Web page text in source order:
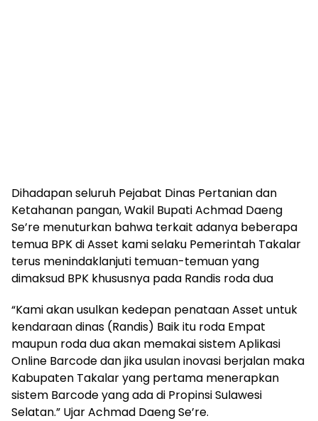
Dihadapan seluruh Pejabat Dinas Pertanian dan
Ketahanan pangan, Wakil Bupati Achmad Daeng
Se’re menuturkan bahwa terkait adanya beberapa
temua BPK di Asset kami selaku Pemerintah Takalar
terus menindaklanjuti temuan-temuan yang
dimaksud BPK khususnya pada Randis roda dua
“Kami akan usulkan kedepan penataan Asset untuk
kendaraan dinas (Randis) Baik itu roda Empat
maupun roda dua akan memakai sistem Aplikasi
Online Barcode dan jika usulan inovasi berjalan maka
Kabupaten Takalar yang pertama menerapkan
sistem Barcode yang ada di Propinsi Sulawesi
Selatan.” Ujar Achmad Daeng Se’re.